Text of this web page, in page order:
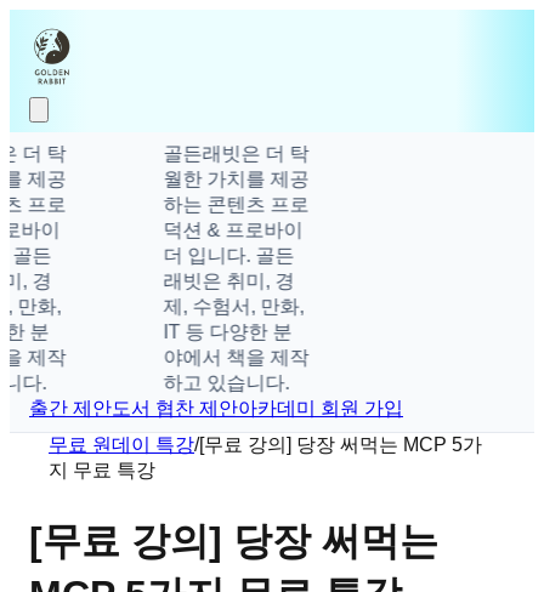
더 탁
제공
프로
바이
골든
, 경
만화,
분
제작
다.
골든래빗은 더 탁
월한 가치를 제공
하는 콘텐츠 프로
덕션 & 프로바이
더 입니다. 골든
래빗은 취미, 경
제, 수험서, 만화,
IT 등 다양한 분
야에서 책을 제작
하고 있습니다.
출간 제안도서 협찬 제안아카데미 회원 가입
무료 원데이 특강/[무료 강의] 당장 써먹는 MCP 5가
지 무료 특강
[무료 강의] 당장 써먹는